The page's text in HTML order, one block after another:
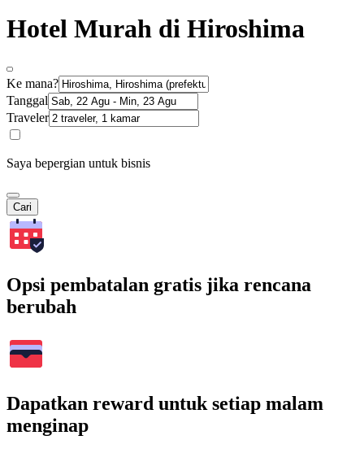
Hotel Murah di Hiroshima
Ke mana?
Tanggal
Traveler
Saya bepergian untuk bisnis
Cari
Opsi pembatalan gratis jika rencana
berubah
Dapatkan reward untuk setiap malam
menginap